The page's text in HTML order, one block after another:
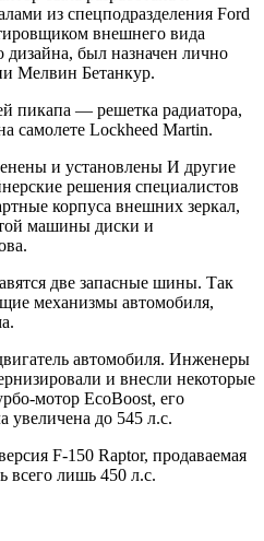
из спецподразделения Ford
внешнего вида
дизайна, был назначен лично
Мелвин Бетанкур.
пикапа — решетка радиатора,
самолете Lockheed Martin.
и установлены И другие
решения специалистов
корпуса внешних зеркал,
машины диски и
две запасные шины. Так
механизмы автомобиля,
автомобиля. Инженеры
и внесли некоторые
мотор EcoBoost, его
увеличена до 545 л.с.
F-150 Raptor, продаваемая
всего лишь 450 л.с.